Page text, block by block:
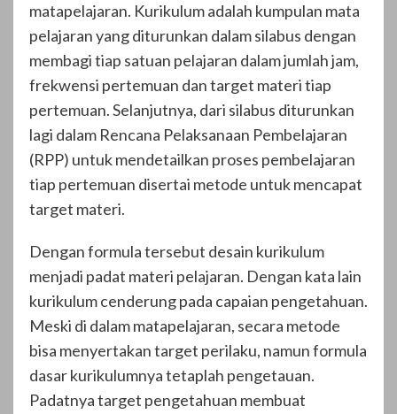
matapelajaran. Kurikulum adalah kumpulan mata
pelajaran yang diturunkan dalam silabus dengan
membagi tiap satuan pelajaran dalam jumlah jam,
frekwensi pertemuan dan target materi tiap
pertemuan. Selanjutnya, dari silabus diturunkan
lagi dalam Rencana Pelaksanaan Pembelajaran
(RPP) untuk mendetailkan proses pembelajaran
tiap pertemuan disertai metode untuk mencapat
target materi.
Dengan formula tersebut desain kurikulum
menjadi padat materi pelajaran. Dengan kata lain
kurikulum cenderung pada capaian pengetahuan.
Meski di dalam matapelajaran, secara metode
bisa menyertakan target perilaku, namun formula
dasar kurikulumnya tetaplah pengetauan.
Padatnya target pengetahuan membuat